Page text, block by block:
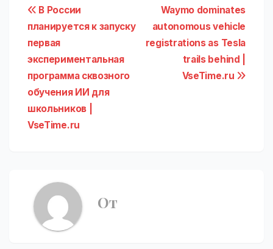
Навигация
по
записям
Waymo dominates
autonomous vehicle
registrations as Tesla
trails behind |
VseTime.ru
В России
планируется к запуску
первая
экспериментальная
программа сквозного
обучения ИИ для
школьников |
VseTime.ru
От